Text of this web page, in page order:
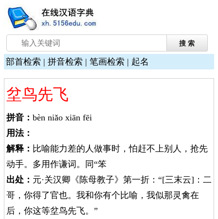
部首检索 | 拼音检索 | 笔画检索 | 起名
坌鸟先飞
拼音： bèn niǎo xiān fēi
用法：
解释： 比喻能力差的人做事时，怕赶不上别人，抢先
动手。多用作谦词。同“笨
出处： 元·关汉卿《陈母教子》第一折：“[三末云]：二
哥，你得了官也。我和你有个比喻，我似那灵禽在
后，你这等坌鸟先飞。”